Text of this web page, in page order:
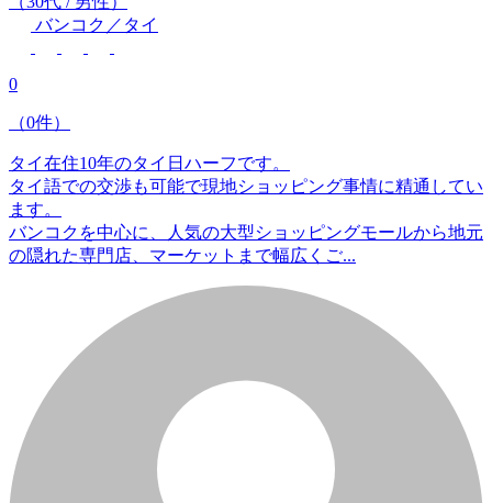
バンコク／タイ
0
（0件）
タイ在住10年のタイ日ハーフです。
タイ語での交渉も可能で現地ショッピング事情に精通してい
ます。
バンコクを中心に、人気の大型ショッピングモールから地元
の隠れた専門店、マーケットまで幅広くご...